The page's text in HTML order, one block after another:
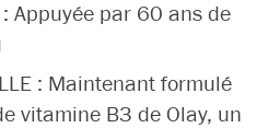
: Appuyée par 60 ans de
: Maintenant formulé
vitamine B3 de Olay, un